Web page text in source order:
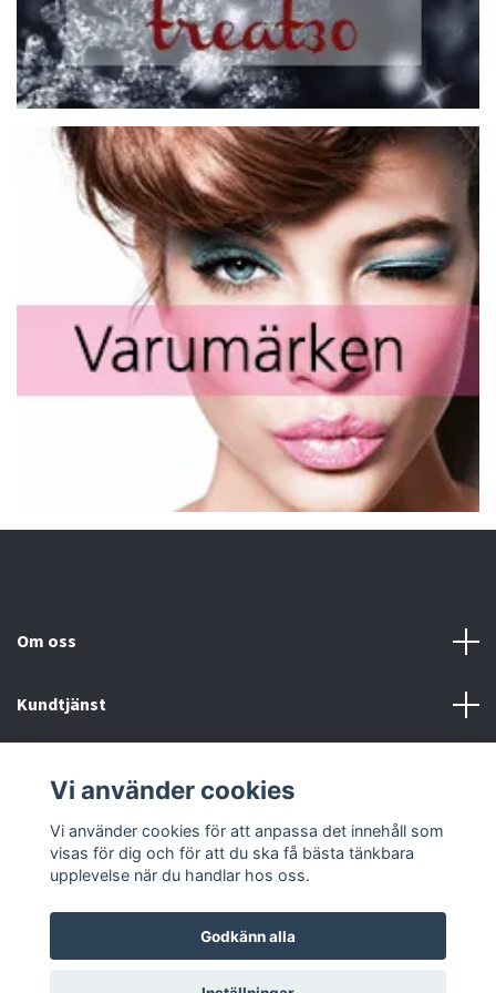
Om oss
Kundtjänst
Sociala medier
© 2026 Onstyle
Vi använder cookies
Vi använder cookies för att anpassa det innehåll som
visas för dig och för att du ska få bästa tänkbara
upplevelse när du handlar hos oss.
Godkänn alla